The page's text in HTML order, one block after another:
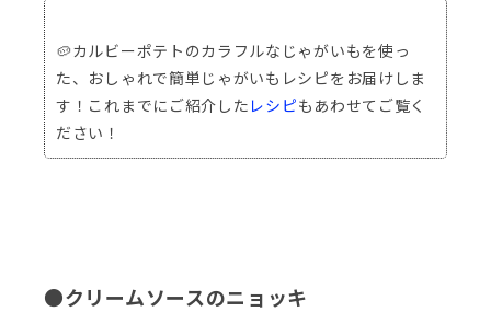
🥔カルビーポテトのカラフルなじゃがいもを使っ
た、おしゃれで簡単じゃがいもレシピをお届けしま
す！これまでにご紹介した レシピもあわせてご覧く
ださい！
●クリームソースのニョッキ